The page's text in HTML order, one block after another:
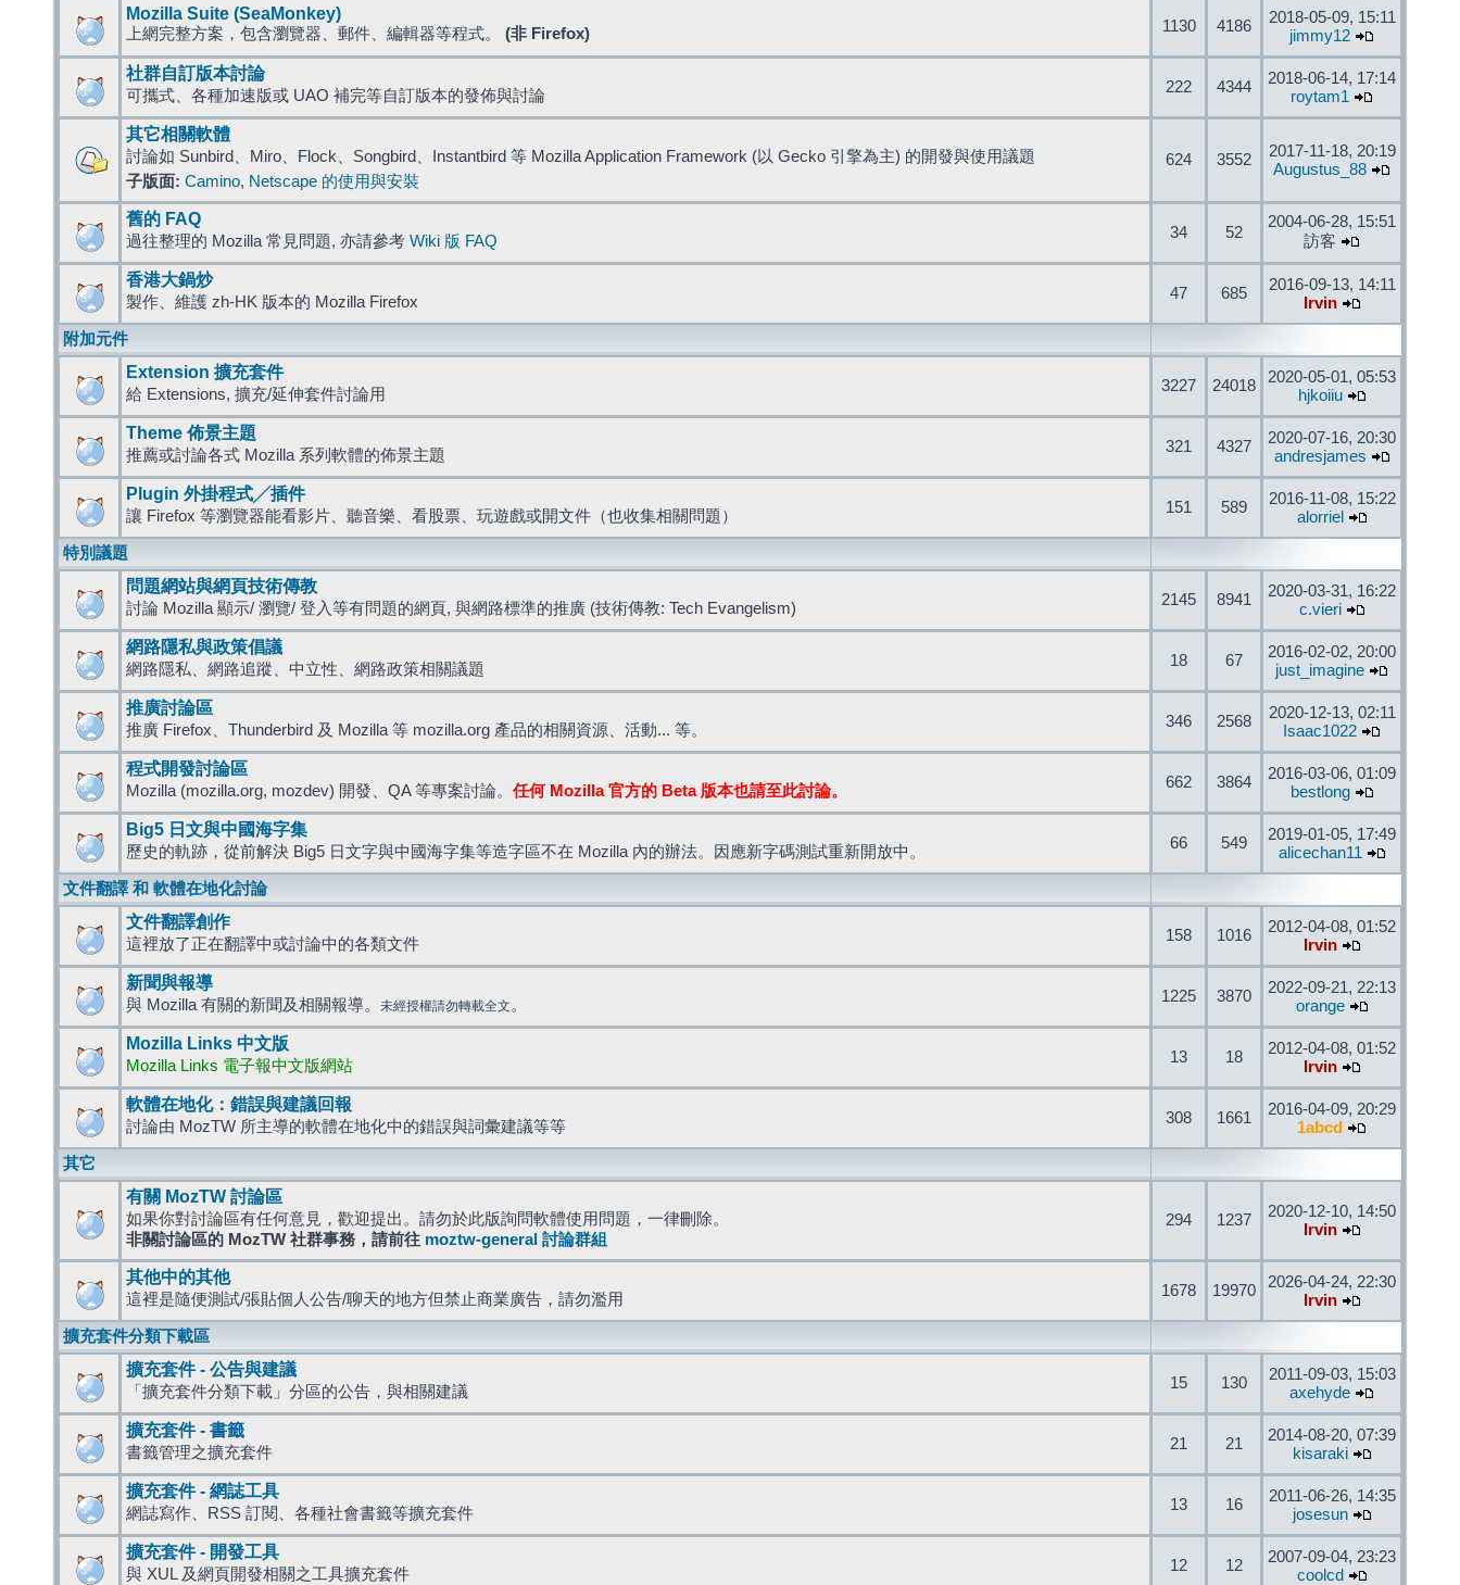
Mozilla Suite (SeaMonkey)
上網完整方案，包含瀏覽器、郵件、編輯器等程式。 (非 Firefox) 1130 4186
2018-05-09, 15:11
jimmy12
社群自訂版本討論
可攜式、各種加速版或 UAO 補完等自訂版本的發佈與討論 222 4344
2018-06-14, 17:14
roytam1
其它相關軟體
討論如 Sunbird、Miro、Flock、Songbird、Instantbird 等 Mozilla Application Framework (以 Gecko 引擎為主) 的開發與使用議題
子版面: Camino, Netscape 的使用與安裝
624 3552
2017-11-18, 20:19
Augustus_88
舊的 FAQ
過往整理的 Mozilla 常見問題, 亦請參考 Wiki 版 FAQ 34 52
2004-06-28, 15:51
訪客
香港大鍋炒
製作、維護 zh-HK 版本的 Mozilla Firefox 47 685
2016-09-13, 14:11
Irvin
附加元件
Extension 擴充套件
給 Extensions, 擴充/延伸套件討論用 3227 24018
2020-05-01, 05:53
hjkoiiu
Theme 佈景主題
推薦或討論各式 Mozilla 系列軟體的佈景主題 321 4327
2020-07-16, 20:30
andresjames
Plugin 外掛程式╱插件
讓 Firefox 等瀏覽器能看影片、聽音樂、看股票、玩遊戲或開文件（也收集相關問題） 151 589
2016-11-08, 15:22
alorriel
特別議題
問題網站與網頁技術傳教
討論 Mozilla 顯示/ 瀏覽/ 登入等有問題的網頁, 與網路標準的推廣 (技術傳教: Tech Evangelism) 2145 8941
2020-03-31, 16:22
c.vieri
網路隱私與政策倡議
網路隱私、網路追蹤、中立性、網路政策相關議題 18 67
2016-02-02, 20:00
just_imagine
推廣討論區
推廣 Firefox、Thunderbird 及 Mozilla 等 mozilla.org 產品的相關資源、活動... 等。 346 2568
2020-12-13, 02:11
Isaac1022
程式開發討論區
Mozilla (mozilla.org, mozdev) 開發、QA 等專案討論。 任何 Mozilla 官方的 Beta 版本也請至此討論。 662 3864
2016-03-06, 01:09
bestlong
Big5 日文與中國海字集
歷史的軌跡，從前解決 Big5 日文字與中國海字集等造字區不在 Mozilla 內的辦法。因應新字碼測試重新開放中。 66 549
2019-01-05, 17:49
alicechan11
文件翻譯 和 軟體在地化討論
文件翻譯創作
這裡放了正在翻譯中或討論中的各類文件 158 1016
2012-04-08, 01:52
Irvin
新聞與報導
與 Mozilla 有關的新聞及相關報導。 未經授權請勿轉載全文 。 1225 3870
2022-09-21, 22:13
orange
Mozilla Links 中文版
Mozilla Links 電子報中文版網站 13 18
2012-04-08, 01:52
Irvin
軟體在地化：錯誤與建議回報
討論由 MozTW 所主導的軟體在地化中的錯誤與詞彙建議等等 308 1661
2016-04-09, 20:29
1abcd
其它
有關 MozTW 討論區
如果你對討論區有任何意見，歡迎提出。請勿於此版詢問軟體使用問題，一律刪除。
非關討論區的 MozTW 社群事務，請前往 moztw-general 討論群組
294 1237
2020-12-10, 14:50
Irvin
其他中的其他
這裡是隨便測試/張貼個人公告/聊天的地方但禁止商業廣告，請勿濫用 1678 19970
2026-04-24, 22:30
Irvin
擴充套件分類下載區
擴充套件 - 公告與建議
「擴充套件分類下載」分區的公告，與相關建議 15 130
2011-09-03, 15:03
axehyde
擴充套件 - 書籤
書籤管理之擴充套件 21 21
2014-08-20, 07:39
kisaraki
擴充套件 - 網誌工具
網誌寫作、RSS 訂閱、各種社會書籤等擴充套件 13 16
2011-06-26, 14:35
josesun
擴充套件 - 開發工具
與 XUL 及網頁開發相關之工具擴充套件 12 12
2007-09-04, 23:23
coolcd